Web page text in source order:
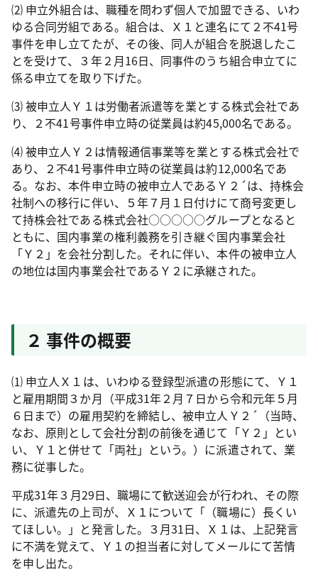
⑵ 申立外組合は、職種を問わず個人で加盟できる、いわ
ゆる合同労組である。組合は、Ｘ１と連名にて２不41号
事件を申し立てたが、その後、同人が組合を脱退したこ
とを受けて、３年２月16日、同事件のうち組合申立てに
係る申立てを取り下げた。
⑶ 被申立人Ｙ１は労働者派遣等を業とする株式会社であ
り、２不41号事件申立時の従業員は約45,000名である。
⑷ 被申立人Ｙ２は情報通信事業等を業とする株式会社で
あり、２不41号事件申立時の従業員は約12,000名であ
る。なお、本件申立時の被申立人であるＹ２´は、持株会
社制への移行に伴い、５年７月１日付けにて商号変更し
て持株会社である株式会社○○○○○グループとなると
ともに、国内事業の権利義務を引き継ぐ国内事業会社
「Ｙ２」を会社分割した。それに伴い、本件の被申立人
の地位は国内事業会社であるＹ２に承継された。
２ 事件の概要
⑴ 申立人Ｘ１は、いわゆる登録型派遣の形態にて、Ｙ１
と雇用期間３か月（平成31年２月７日から令和元年５月
６日まで）の雇用契約を締結し、被申立人Ｙ２´（当時、
なお、原則として会社分割の前後を通じて「Ｙ２」とい
い、Ｙ１と併せて「両社」という。）に派遣されて、業
務に従事した。
平成31年３月29日、職場にて歓送迎会が行われ、その際
に、派遣先の上司が、Ｘ１について「（職場に）長くい
てほしい。」と発言した。３月31日、Ｘ１は、上記発言
に不満を覚えて、Ｙ１の担当者に対してメールにて苦情
を申し出た。